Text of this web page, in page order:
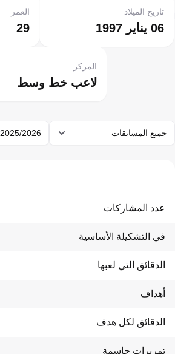
06 يناير 1997
تاريخ الميلاد
29
العمر
لاعب خط وسط
المركز
جميع المسابقات 2025/2026
عدد المشاركات
في التشكيلة الأساسية
الدقائق التي لعبها
أهداف
الدقائق لكل هدف
تمريرات حاسمة